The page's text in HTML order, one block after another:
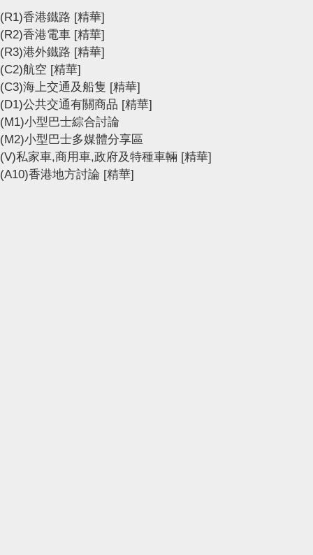
(R1)香港鐵路 [精華]
(R2)香港電車 [精華]
(R3)港外鐵路 [精華]
(C2)航空 [精華]
(C3)海上交通及船隻 [精華]
(D1)公共交通有關商品 [精華]
(M1)小型巴士綜合討論
(M2)小型巴士多媒體分享區
(V)私家車,商用車,政府及特種車輛 [精華]
(A10)香港地方討論 [精華]